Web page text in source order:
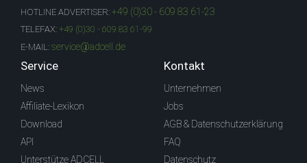
HOTLINE ADVERTISER: +49 (0)30 - 609 83 61-23
TELEFAX: +49 (0)30 - 609 83 61-99
E-MAIL: service@adcell.de
Service
News
Affiliate-Lexikon
Download
API
Unterstütze ADCELL
Kontakt
Unternehmen
Jobs
AGB & Datenschutzerklärung
FAQ
Datenschutz